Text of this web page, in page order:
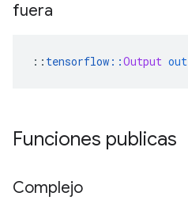
fuera
:: tensorflow ::Output out
Funciones publicas
Complejo